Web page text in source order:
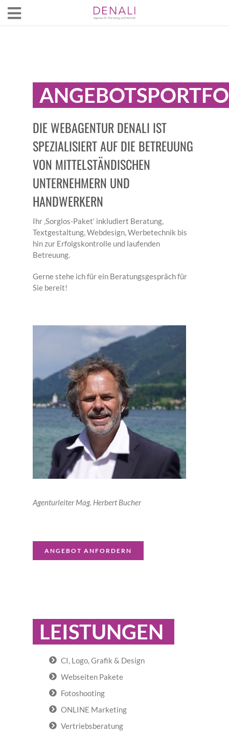
DIE WEBAGENTUR DENALI IST
SPEZIALISIERT AUF DIE BETREUUNG
VON MITTELSTÄNDISCHEN
UNTERNEHMERN UND
HANDWERKERN
Ihr ‚Sorglos-Paket‘ inkludiert Beratung,
Textgestaltung, Webdesign, Werbetechnik bis
hin zur Erfolgskontrolle und laufenden
Betreuung.
Gerne stehe ich für ein Beratungsgespräch für
Sie bereit!
Agenturleiter Mag. Herbert Bucher
ANGEBOT ANFORDERN
LEISTUNGEN
CI, Logo, Grafik & Design
Webseiten Pakete
Fotoshooting
ONLINE Marketing
Vertriebsberatung